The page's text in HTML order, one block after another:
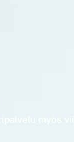
myös